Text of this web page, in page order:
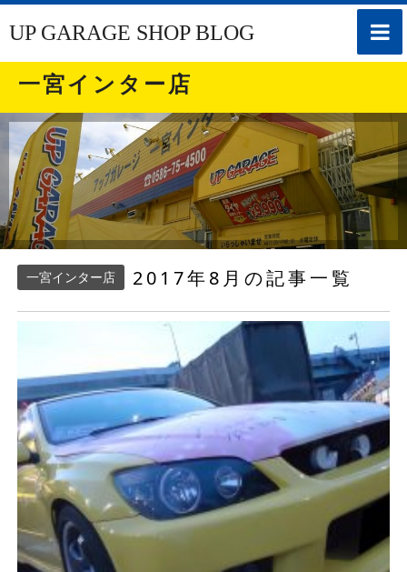
toggle
UP GARAGE SHOP BLOG
一宮インター店
一宮インター店 2017年8月の記事一覧